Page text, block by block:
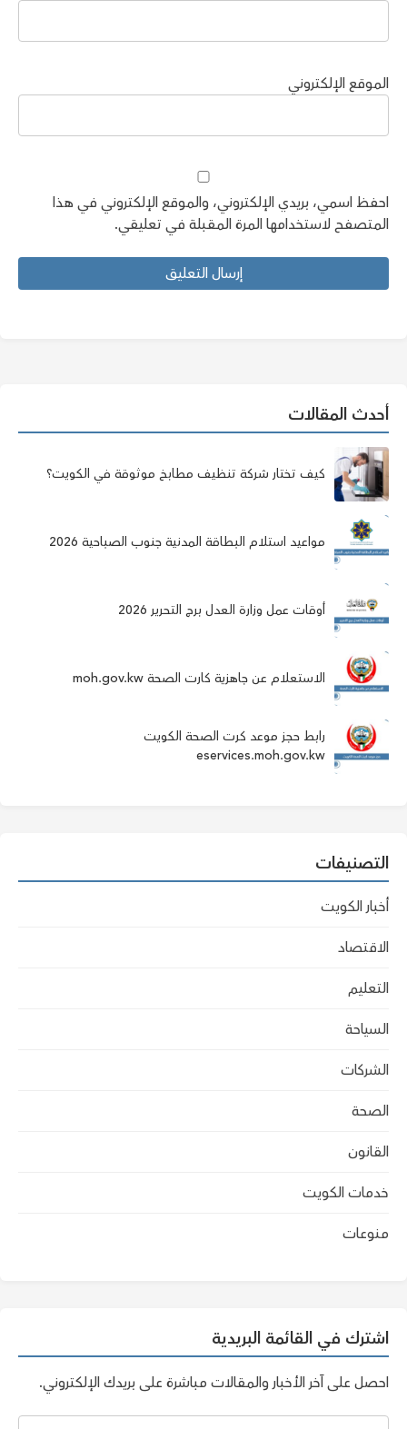
الموقع الإلكتروني
احفظ اسمي، بريدي الإلكتروني، والموقع الإلكتروني في هذا
المتصفح لاستخدامها المرة المقبلة في تعليقي.
أحدث المقالات
كيف تختار شركة تنظيف مطابخ موثوقة في الكويت؟
مواعيد استلام البطاقة المدنية جنوب الصباحية 2026
أوقات عمل وزارة العدل برج التحرير 2026
الاستعلام عن جاهزية كارت الصحة moh.gov.kw
رابط حجز موعد كرت الصحة الكويت
eservices.moh.gov.kw
التصنيفات
أخبار الكويت
الاقتصاد
التعليم
السياحة
الشركات
الصحة
القانون
خدمات الكويت
منوعات
اشترك في القائمة البريدية
احصل على آخر الأخبار والمقالات مباشرة على بريدك الإلكتروني.